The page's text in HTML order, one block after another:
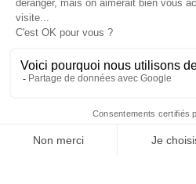
© 2026
Conditions